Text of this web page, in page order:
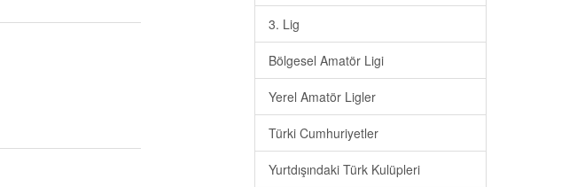
3. Lig
Bölgesel Amatör Ligi
Yerel Amatör Ligler
Türki Cumhuriyetler
Yurtdışındaki Türk Kulüpleri